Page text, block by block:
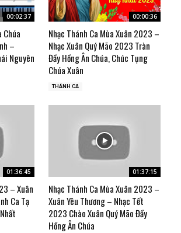
00:02:37
–
Nguyên
00:00:36
Nhạc Thánh Ca Mùa Xuân 2023 –
Nhạc Xuân Quý Mão 2023 Tràn
Đầy Hồng Ân Chúa, Chúc Tụng
Chúa Xuân
THÁNH CA
01:36:45
– Xuân
Ca Tạ
01:37:15
Nhạc Thánh Ca Mùa Xuân 2023 –
Xuân Yêu Thương – Nhạc Tết
2023 Chào Xuân Quý Mão Đầy
Hồng Ân Chúa